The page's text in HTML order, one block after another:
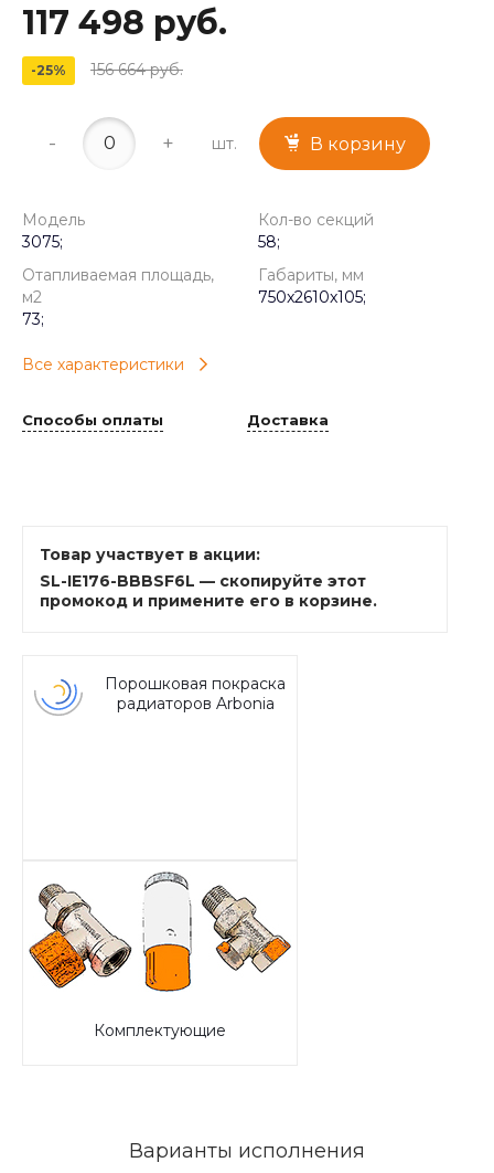
117 498 руб.
-25% 156 664 руб.
- + шт. В корзину
Модель
3075;
Кол-во секций
58;
Отапливаемая площадь,
м2
73;
Габариты, мм
750x2610x105;
Все характеристики
Способы оплаты Доставка
Товар участвует в акции:
SL-IE176-BBBSF6L — скопируйте этот
промокод и примените его в корзине.
Порошковая покраска
радиаторов Arbonia
Комплектующие
Варианты исполнения